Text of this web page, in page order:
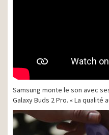
Samsung monte le son avec
Galaxy Buds 2 Pro. « La qualité